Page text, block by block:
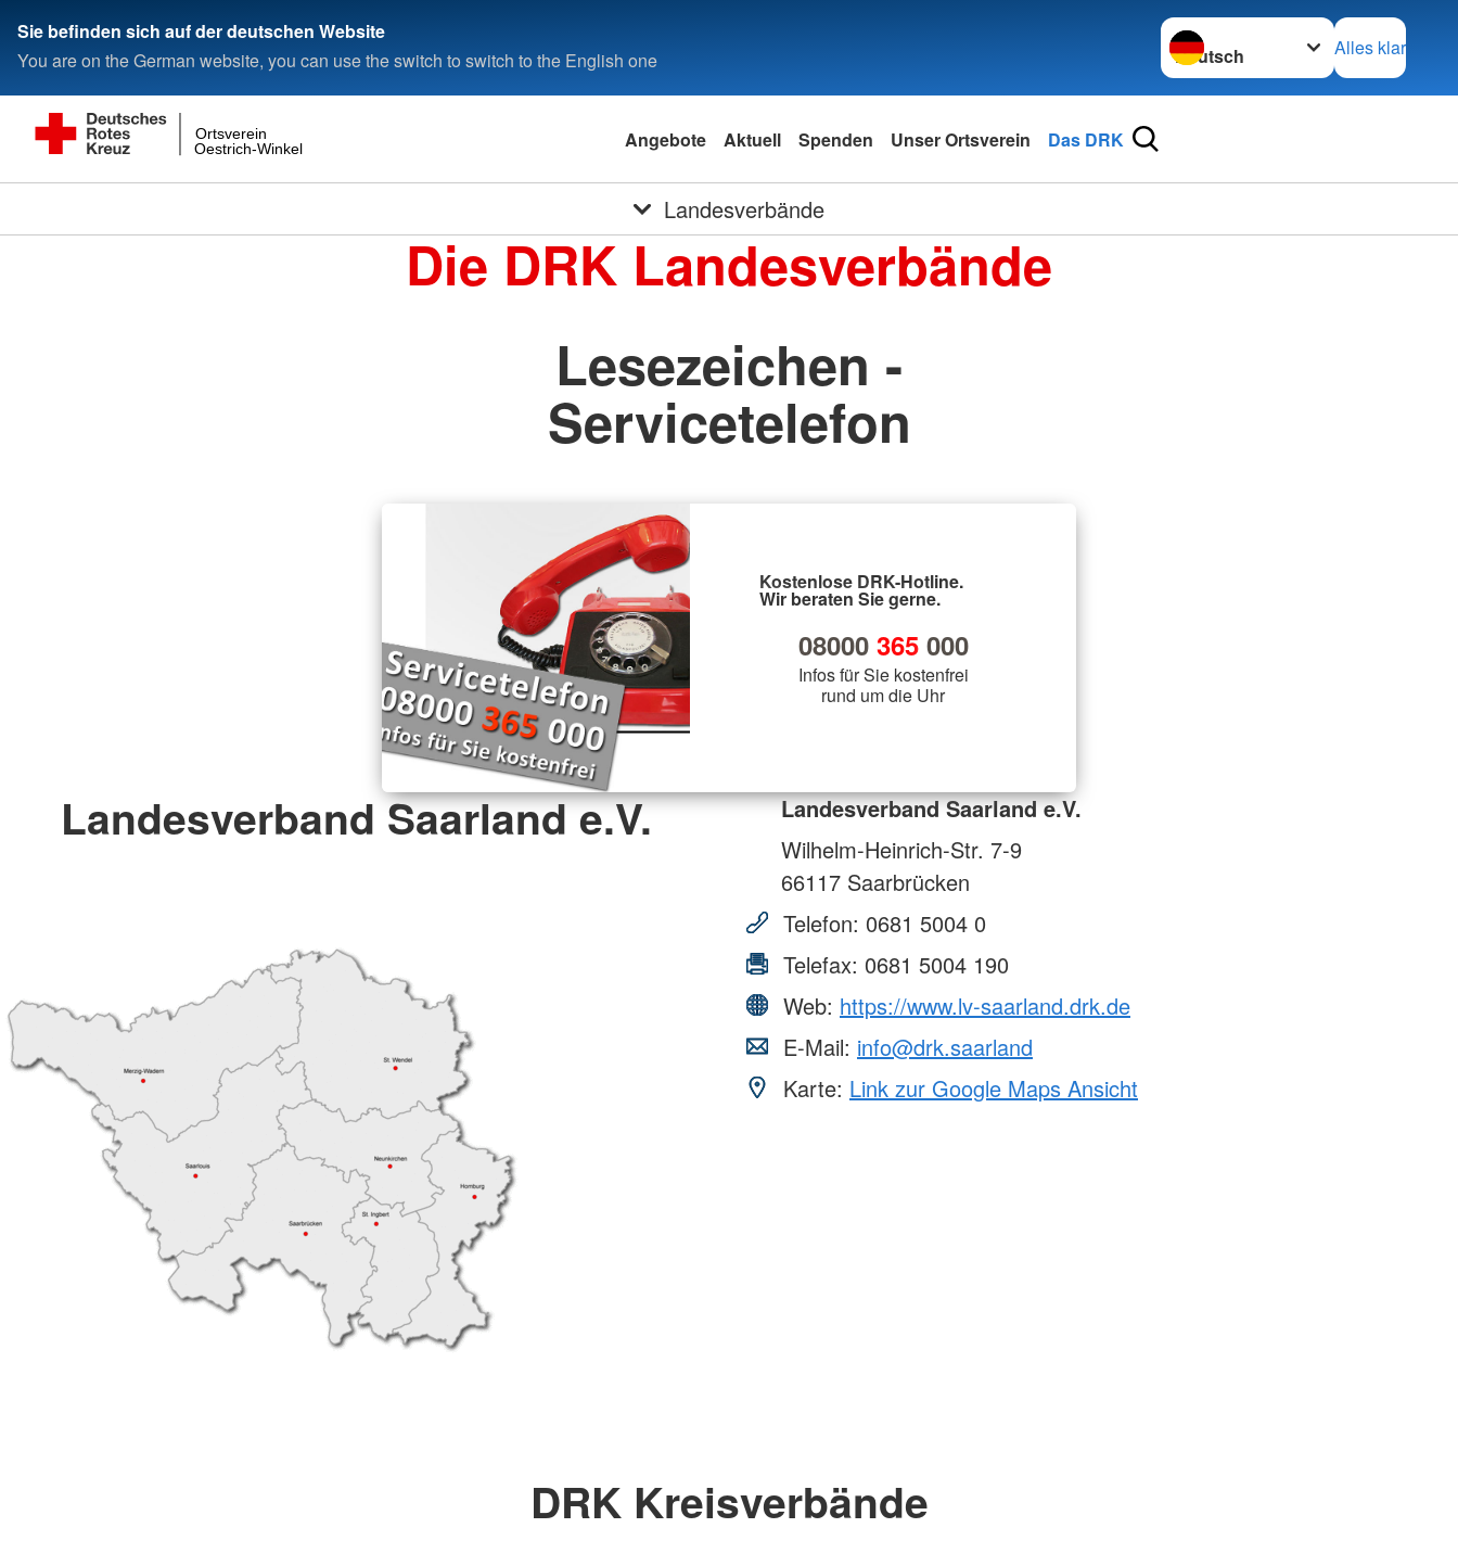
Sie befinden sich auf der deutschen Website
You are on the German website, you can use the switch to switch to the English one
Sprache wechseln zu
Alles klar
Oestrich-Winkel
Ortsverein Angebote Aktuell Spenden Unser Ortsverein Das DRK
Landesverbände
Die DRK Landesverbände
Lesezeichen -
Servicetelefon
Kostenlose DRK-Hotline.
Wir beraten Sie gerne.
08000 365000
Infos für Sie kostenfrei
rund um die Uhr
Landesverband Saarland e.V.
Landesverband Saarland e.V.
Wilhelm-Heinrich-Str. 7-9
66117 Saarbrücken
Telefon: 0681 5004 0
Telefax: 0681 5004 190
Web: https://www.lv-saarland.drk.de
E-Mail: info@drk.saarland
Karte: Link zur Google Maps Ansicht
DRK Kreisverbände